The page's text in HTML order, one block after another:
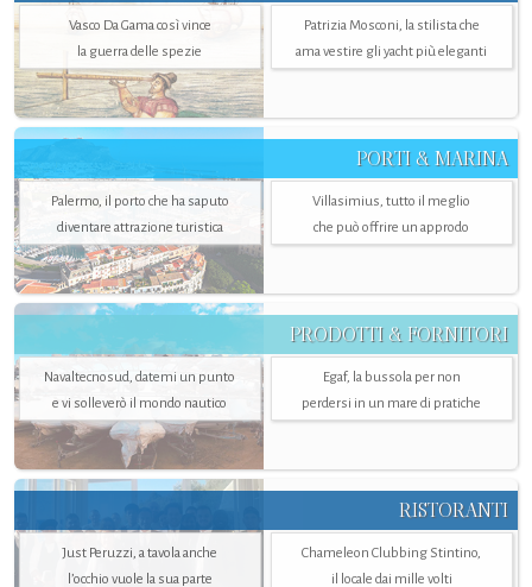
Vasco Da Gama così vince
la guerra delle spezie
Patrizia Mosconi, la stilista che
ama vestire gli yacht più eleganti
PORTI & MARINA
Palermo, il porto che ha saputo
diventare attrazione turistica
Villasimius, tutto il meglio
che può offrire un approdo
PRODOTTI & FORNITORI
Navaltecnosud, datemi un punto
e vi solleverò il mondo nautico
Egaf, la bussola per non
perdersi in un mare di pratiche
RISTORANTI
Just Peruzzi, a tavola anche
l’occhio vuole la sua parte
Chameleon Clubbing Stintino,
il locale dai mille volti